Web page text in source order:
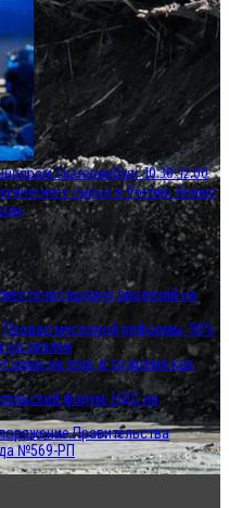
Екатеринбург 10.30-12.00
сырья в России. Новые
выдачу лицензий на
Провал мусорной реформы: 90%
на свалки
цены на лом, в то время как
форум. НДС на
Правительства
№569-РП